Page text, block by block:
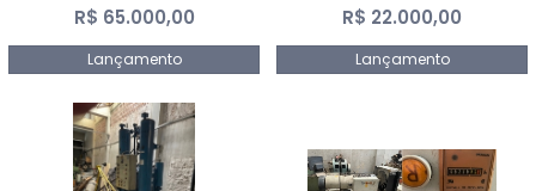
R$ 65.000,00
Lançamento
R$ 22.000,00
Lançamento